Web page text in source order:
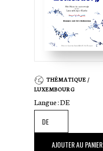
THÉMATIQUE /
LUXEMBOURG
Langue :DE
,00 €
AJOUTER AU PANIER